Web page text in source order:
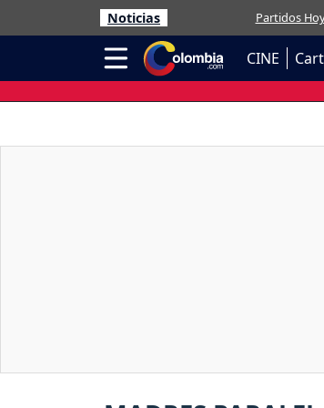
Noticias Partidos
CINE